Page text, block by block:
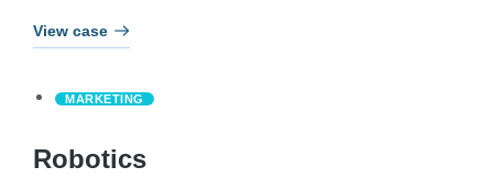
View case
MARKETING
Robotics